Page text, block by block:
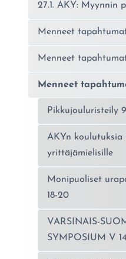
27.1. AKY: Myynnin
Menneet
Menneet
Menneet
Pikkujouluristeily
AKYn
yrittäjämielisille
Monipuoliset
18-20
VARSINAIS-
SYMPOSIUM V